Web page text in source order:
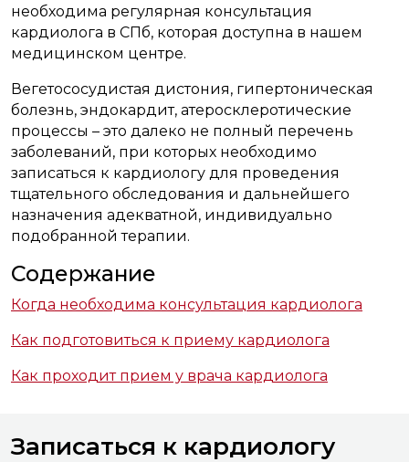
необходима регулярная консультация
кардиолога в СПб, которая доступна в нашем
медицинском центре.
Вегетососудистая дистония, гипертоническая
болезнь, эндокардит, атеросклеротические
процессы – это далеко не полный перечень
заболеваний, при которых необходимо
записаться к кардиологу для проведения
тщательного обследования и дальнейшего
назначения адекватной, индивидуально
подобранной терапии.
Содержание
Когда необходима консультация кардиолога
Как подготовиться к приему кардиолога
Как проходит прием у врача кардиолога
Записаться к кардиологу